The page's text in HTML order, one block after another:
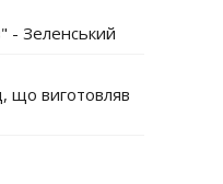
- Зеленський
що виготовляв